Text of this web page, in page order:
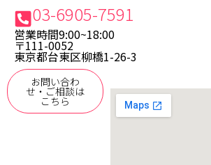
03-6905-7591
営業時間9:00~18:00
〒111-0052
東京都台東区柳橋1-26-3
お問い合わ
せ・ご相談は
こちら